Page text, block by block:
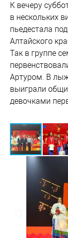
К вечеру
в нескольких
пьедестала
Алтайского
Так в группе
Артуром. В
выиграли
девочками